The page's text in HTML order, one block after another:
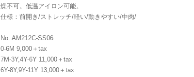
燥不可。低温アイロン可能。
仕様：前開き/ストレッチ/軽い/動きやすい/中肉/
No. AM212C-SS06
0-6M 9,000＋tax
7M-3Y,4Y-6Y 11,000＋tax
6Y-8Y,9Y-11Y 13,000＋tax